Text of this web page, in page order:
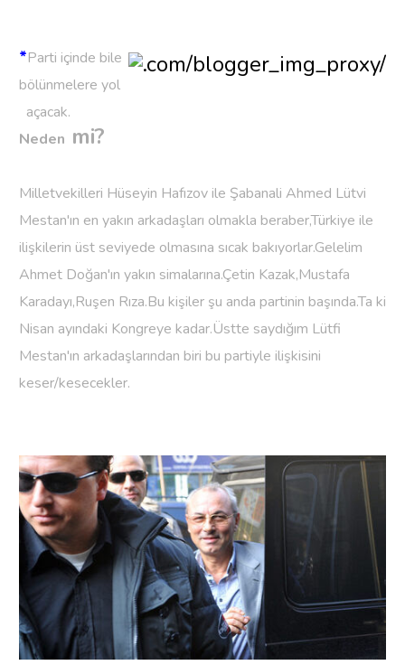
*Parti içinde bile
bölünmelere yol
açacak.
Neden mi?
Milletvekilleri Hüseyin Hafızov ile Şabanali Ahmed Lütvi
Mestan'ın en yakın arkadaşları olmakla beraber,Türkiye ile
ilişkilerin üst seviyede olmasına sıcak bakıyorlar.Gelelim
Ahmet Doğan'ın yakın simalarına.Çetin Kazak,Mustafa
Karadayı,Ruşen Rıza.Bu kişiler şu anda partinin başında.Ta ki
Nisan ayındaki Kongreye kadar.Üstte saydığım Lütfi
Mestan'ın arkadaşlarından biri bu partiyle ilişkisini
keser/kesecekler.